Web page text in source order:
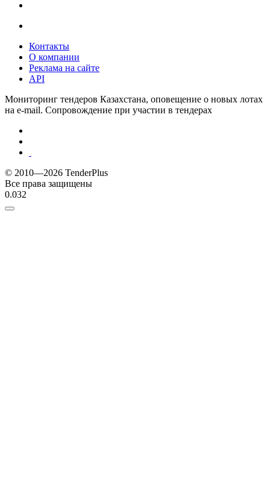
Контакты
О компании
Реклама на сайте
API
Мониторинг тендеров Казахстана, оповещение о новых лотах
на e-mail. Сопровождение при участии в тендерах
© 2010—2026 TenderPlus
Все права защищены
0.032